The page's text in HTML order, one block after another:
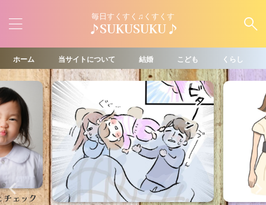
毎日すくすく♫くすくす
♪SUKUSUKU♪
ホーム 当サイトについて 結婚 こども くらし
ェック